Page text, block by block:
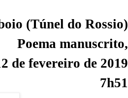
(Túnel do Rossio)
Poema manuscrito,
de fevereiro de 2019
7h51